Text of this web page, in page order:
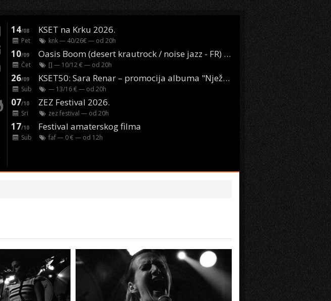
14/08 KSET na Krku 2026.
Pet knk— 40/26€ — od 20h
10/09 Oasis Boom (desert krautrock / noise jazz - FR) @ KONTEJNER
Čet [] — 10/12 € — od 20h
26/09 KSET50: Sara Renar – promocija albuma "Nježne riječi" @ Močvara
Sub — 13/16 € — od 20h
07/10 ZEZ Festival 2026.
Sri zez festival — od 20h
17/10 Festival amaterskog filma
Sub faf— 0 € — od 12h